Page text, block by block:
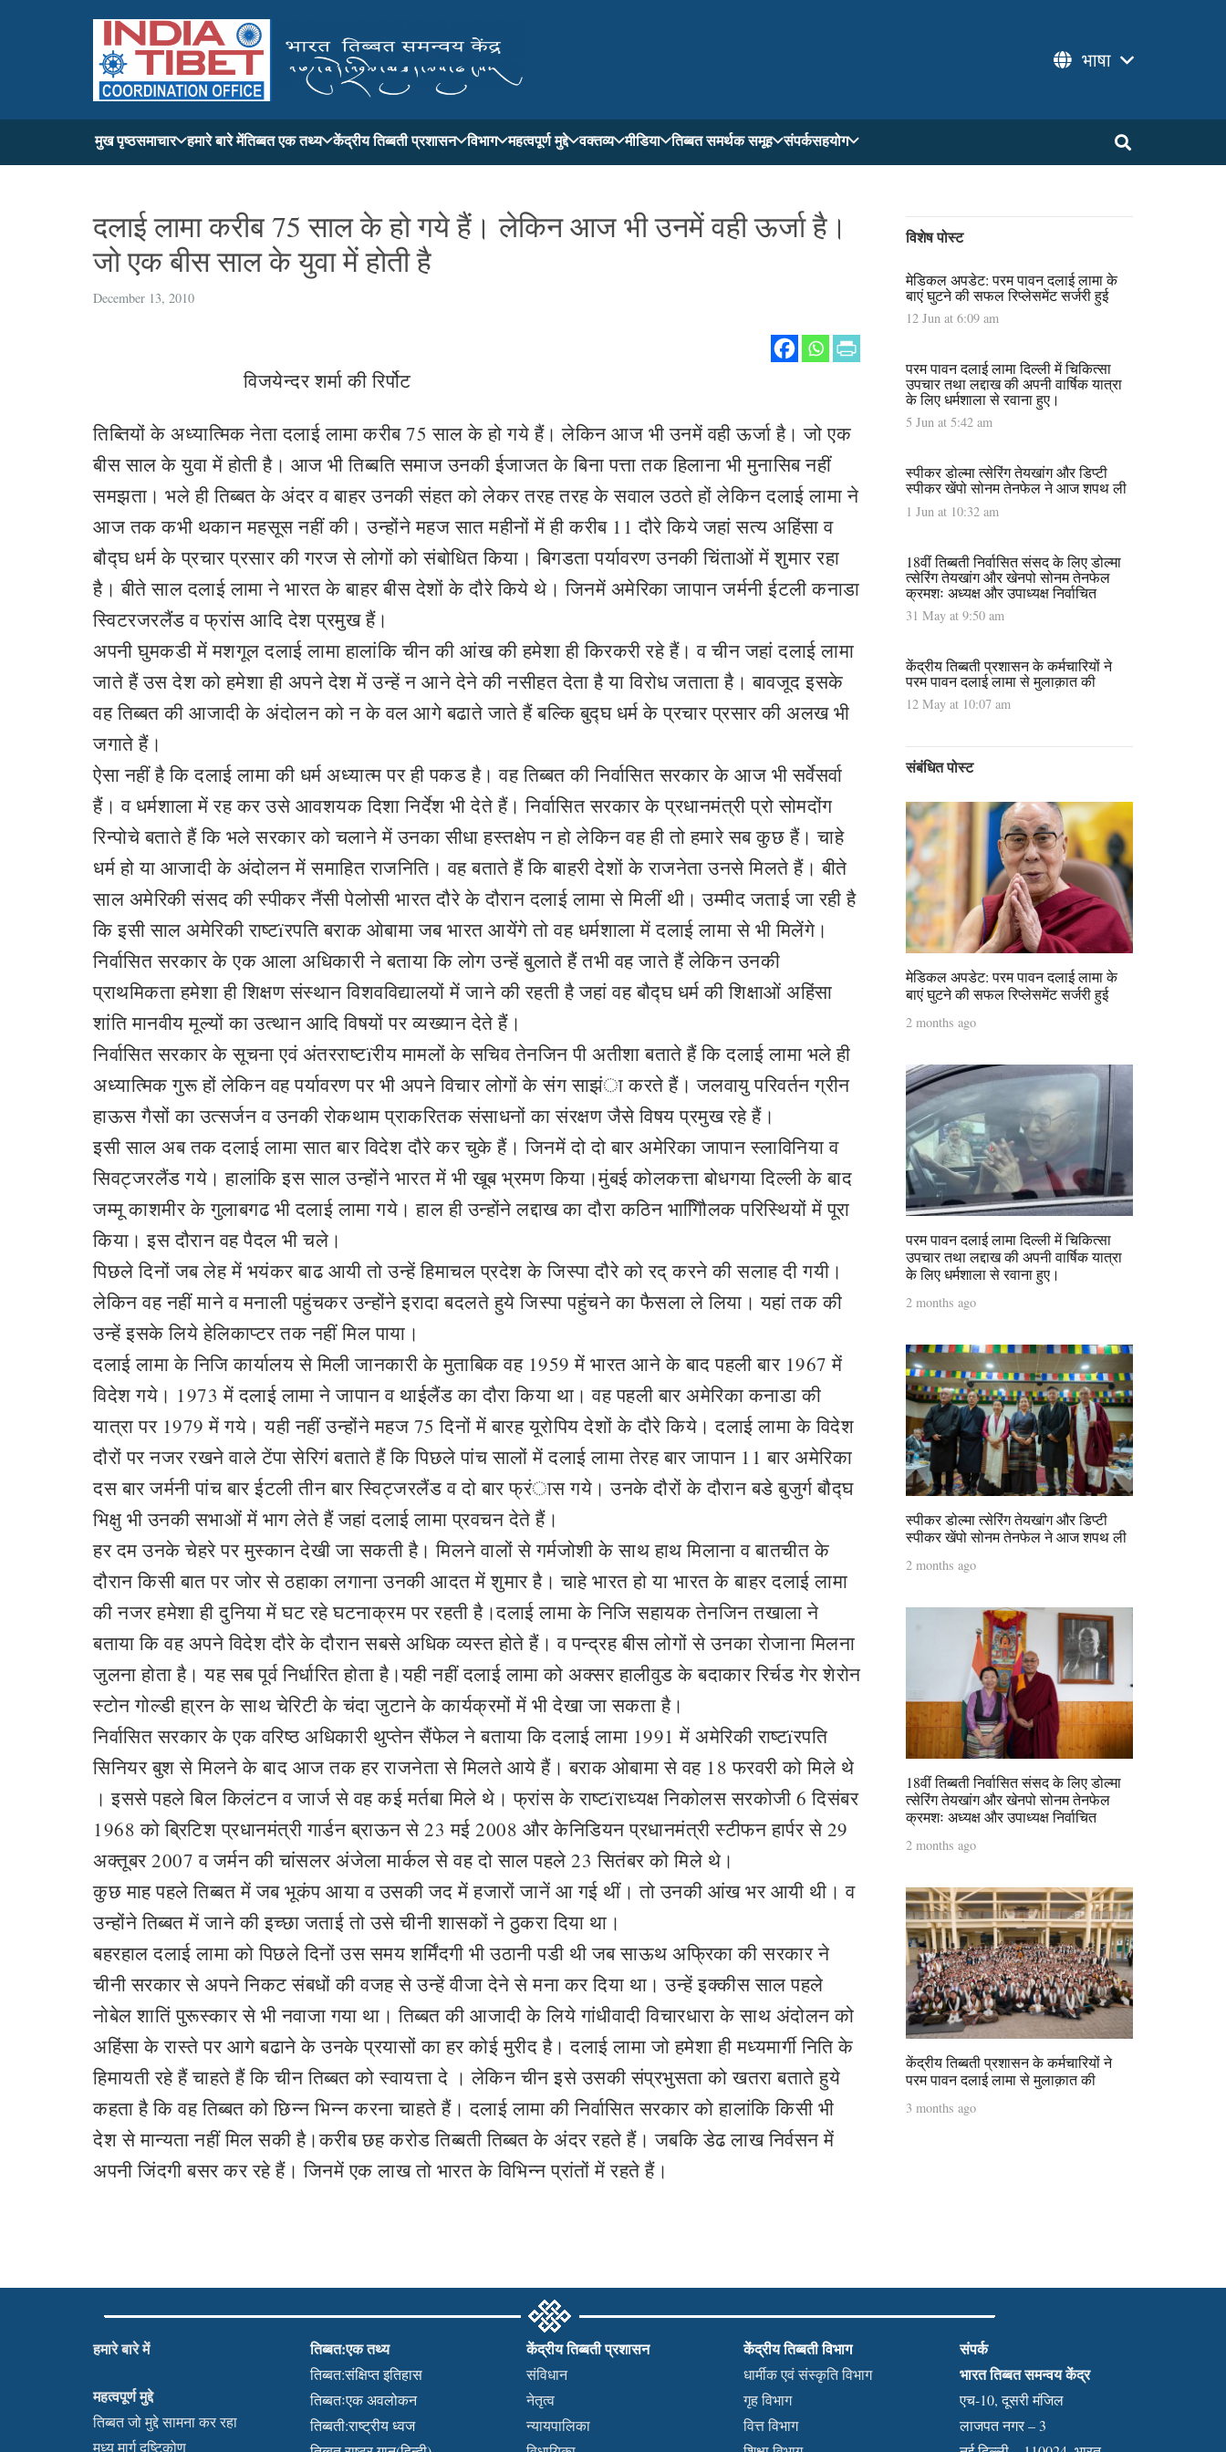
भाषा
मुख पृष्ठसमाचार हमारे बारे मेंतिब्बत एक तथ्य केंद्रीय तिब्बती प्रशासन विभाग महत्वपूर्ण मुद्दे वक्तव्य मीडिया तिब्बत समर्थक समूह संपर्कसहयोग
दलाई लामा करीब 75 साल के हो गये हैं। लेकिन आज भी उनमें वही ऊर्जा है।
जो एक बीस साल के युवा में होती है
December 13, 2010
विजयेन्दर शर्मा की रिर्पोट
तिब्तियों के अध्यात्मिक नेता दलाई लामा करीब 75 साल के हो गये हैं। लेकिन आज भी उनमें वही ऊर्जा है। जो एक
बीस साल के युवा में होती है। आज भी तिब्बति समाज उनकी ईजाजत के बिना पत्ता तक हिलाना भी मुनासिब नहीं
समझता। भले ही तिब्बत के अंदर व बाहर उनकी संहत को लेकर तरह तरह के सवाल उठते हों लेकिन दलाई लामा ने
आज तक कभी थकान महसूस नहीं की। उन्होंने महज सात महीनों में ही करीब 11 दौरे किये जहां सत्य अहिंसा व
बौद्घ धर्म के प्रचार प्रसार की गरज से लोगों को संबोधित किया। बिगडता पर्यावरण उनकी चिंताओं में शुमार रहा
है। बीते साल दलाई लामा ने भारत के बाहर बीस देशों के दौरे किये थे। जिनमें अमेरिका जापान जर्मनी ईटली कनाडा
स्विटरजरलैंड व फ्रांस आदि देश प्रमुख हैं।
अपनी घुमकडी में मशगूल दलाई लामा हालांकि चीन की आंख की हमेशा ही किरकरी रहे हैं। व चीन जहां दलाई लामा
जाते हैं उस देश को हमेशा ही अपने देश में उन्हें न आने देने की नसीहत देता है या विरोध जताता है। बावजूद इसके
वह तिब्बत की आजादी के अंदोलन को न के वल आगे बढाते जाते हैं बल्कि बुद्घ धर्म के प्रचार प्रसार की अलख भी
जगाते हैं।
ऐसा नहीं है कि दलाई लामा की धर्म अध्यात्म पर ही पकड है। वह तिब्बत की निर्वासित सरकार के आज भी सर्वेसर्वा
हैं। व धर्मशाला में रह कर उसे आवशयक दिशा निर्देश भी देते हैं। निर्वासित सरकार के प्रधानमंत्री प्रो सोमदोंग
रिन्पोचे बताते हैं कि भले सरकार को चलाने में उनका सीधा हस्तक्षेप न हो लेकिन वह ही तो हमारे सब कुछ हैं। चाहे
धर्म हो या आजादी के अंदोलन में समाहित राजनिति। वह बताते हैं कि बाहरी देशों के राजनेता उनसे मिलते हैं। बीते
साल अमेरिकी संसद की स्पीकर नैंसी पेलोसी भारत दौरे के दौरान दलाई लामा से मिलीं थी। उम्मीद जताई जा रही है
कि इसी साल अमेरिकी राष्टïरपति बराक ओबामा जब भारत आयेंगे तो वह धर्मशाला में दलाई लामा से भी मिलेंगे।
निर्वासित सरकार के एक आला अधिकारी ने बताया कि लोग उन्हें बुलाते हैं तभी वह जाते हैं लेकिन उनकी
प्राथमिकता हमेशा ही शिक्षण संस्थान विशवविद्यालयों में जाने की रहती है जहां वह बौद्घ धर्म की शिक्षाओं अहिंसा
शांति मानवीय मूल्यों का उत्थान आदि विषयों पर व्यख्यान देते हैं।
निर्वासित सरकार के सूचना एवं अंतरराष्टïरीय मामलों के सचिव तेनजिन पी अतीशा बताते हैं कि दलाई लामा भले ही
अध्यात्मिक गुरू हों लेकिन वह पर्यावरण पर भी अपने विचार लोगों के संग साझंा करते हैं। जलवायु परिवर्तन ग्रीन
हाऊस गैसों का उत्सर्जन व उनकी रोकथाम प्राकरितक संसाधनों का संरक्षण जैसे विषय प्रमुख रहे हैं।
इसी साल अब तक दलाई लामा सात बार विदेश दौरे कर चुके हैं। जिनमें दो दो बार अमेरिका जापान स्लाविनिया व
सिवट्जरलैंड गये। हालांकि इस साल उन्होंने भारत में भी खूब भ्रमण किया।मुंबई कोलकत्ता बोधगया दिल्ली के बाद
जम्मू काशमीर के गुलाबगढ भी दलाई लामा गये। हाल ही उन्होंने लद्दाख का दौरा कठिन भागौििलक परिस्थियों में पूरा
किया। इस दौरान वह पैदल भी चले।
पिछले दिनों जब लेह में भयंकर बाढ आयी तो उन्हें हिमाचल प्रदेश के जिस्पा दौरे को रद् करने की सलाह दी गयी।
लेकिन वह नहीं माने व मनाली पहुंचकर उन्होंने इरादा बदलते हुये जिस्पा पहुंचने का फैसला ले लिया। यहां तक की
उन्हें इसके लिये हेलिकाप्टर तक नहीं मिल पाया।
दलाई लामा के निजि कार्यालय से मिली जानकारी के मुताबिक वह 1959 में भारत आने के बाद पहली बार 1967 में
विदेश गये। 1973 में दलाई लामा ने जापान व थाईलैंड का दौरा किया था। वह पहली बार अमेरिका कनाडा की
यात्रा पर 1979 में गये। यही नहीं उन्होंने महज 75 दिनों में बारह यूरोपिय देशों के दौरे किये। दलाई लामा के विदेश
दौरों पर नजर रखने वाले टेंपा सेरिगं बताते हैं कि पिछले पांच सालों में दलाई लामा तेरह बार जापान 11 बार अमेरिका
दस बार जर्मनी पांच बार ईटली तीन बार स्विट्जरलैंड व दो बार फ्रंास गये। उनके दौरों के दौरान बडे बुजुर्ग बौद्घ
भिक्षु भी उनकी सभाओं में भाग लेते हैं जहां दलाई लामा प्रवचन देते हैं।
हर दम उनके चेहरे पर मुस्कान देखी जा सकती है। मिलने वालों से गर्मजोशी के साथ हाथ मिलाना व बातचीत के
दौरान किसी बात पर जोर से ठहाका लगाना उनकी आदत में शुमार है। चाहे भारत हो या भारत के बाहर दलाई लामा
की नजर हमेशा ही दुनिया में घट रहे घटनाक्रम पर रहती है।दलाई लामा के निजि सहायक तेनजिन तखाला ने
बताया कि वह अपने विदेश दौरे के दौरान सबसे अधिक व्यस्त होते हैं। व पन्द्रह बीस लोगों से उनका रोजाना मिलना
जुलना होता है। यह सब पूर्व निर्धारित होता है।यही नहीं दलाई लामा को अक्सर हालीवुड के बदाकार रिर्चड गेर शेरोन
स्टोन गोल्डी हा्रन के साथ चेरिटी के चंदा जुटाने के कार्यक्रमों में भी देखा जा सकता है।
निर्वासित सरकार के एक वरिष्ठ अधिकारी थुप्तेन सैंफेल ने बताया कि दलाई लामा 1991 में अमेरिकी राष्टïरपति
सिनियर बुश से मिलने के बाद आज तक हर राजनेता से मिलते आये हैं। बराक ओबामा से वह 18 फरवरी को मिले थे
। इससे पहले बिल किलंटन व जार्ज से वह कई मर्तबा मिले थे। फ्रांस के राष्टïराध्यक्ष निकोलस सरकोजी 6 दिसंबर
1968 को ब्रिटिश प्रधानमंत्री गार्डन ब्राऊन से 23 मई 2008 और केनिडियन प्रधानमंत्री स्टीफन हार्पर से 29
अक्तूबर 2007 व जर्मन की चांसलर अंजेला मार्कल से वह दो साल पहले 23 सितंबर को मिले थे।
कुछ माह पहले तिब्बत में जब भूकंप आया व उसकी जद में हजारों जानें आ गई थीं। तो उनकी आंख भर आयी थी। व
उन्होंने तिब्बत में जाने की इच्छा जताई तो उसे चीनी शासकों ने ठुकरा दिया था।
बहरहाल दलाई लामा को पिछले दिनों उस समय शर्मिंदगी भी उठानी पडी थी जब साऊथ अफ्रिका की सरकार ने
चीनी सरकार से अपने निकट संबधों की वजह से उन्हें वीजा देने से मना कर दिया था। उन्हें इक्कीस साल पहले
नोबेल शातिं पुरूस्कार से भी नवाजा गया था। तिब्बत की आजादी के लिये गांधीवादी विचारधारा के साथ अंदोलन को
अहिंसा के रास्ते पर आगे बढाने के उनके प्रयासों का हर कोई मुरीद है। दलाई लामा जो हमेशा ही मध्यमार्गी निति के
हिमायती रहे हैं चाहते हैं कि चीन तिब्बत को स्वायत्ता दे । लेकिन चीन इसे उसकी संप्रभुसता को खतरा बताते हुये
कहता है कि वह तिब्बत को छिन्न भिन्न करना चाहते हैं। दलाई लामा की निर्वासित सरकार को हालांकि किसी भी
देश से मान्यता नहीं मिल सकी है।करीब छह करोड तिब्बती तिब्बत के अंदर रहते हैं। जबकि डेढ लाख निर्वसन में
अपनी जिंदगी बसर कर रहे हैं। जिनमें एक लाख तो भारत के विभिन्न प्रांतों में रहते हैं।
विशेष पोस्ट
मेडिकल अपडेट: परम पावन दलाई लामा के
बाएं घुटने की सफल रिप्लेसमेंट सर्जरी हुई
12 Jun at 6:09 am
परम पावन दलाई लामा दिल्ली में चिकित्सा
उपचार तथा लद्दाख की अपनी वार्षिक यात्रा
के लिए धर्मशाला से रवाना हुए।
5 Jun at 5:42 am
स्पीकर डोल्मा त्सेरिंग तेयखांग और डिप्टी
स्पीकर खेंपो सोनम तेनफेल ने आज शपथ ली
1 Jun at 10:32 am
18वीं तिब्बती निर्वासित संसद के लिए डोल्मा
त्सेरिंग तेयखांग और खेनपो सोनम तेनफेल
क्रमशः अध्यक्ष और उपाध्यक्ष निर्वाचित
31 May at 9:50 am
केंद्रीय तिब्बती प्रशासन के कर्मचारियों ने
परम पावन दलाई लामा से मुलाक़ात की
12 May at 10:07 am
संबंधित पोस्ट
मेडिकल अपडेट: परम पावन दलाई लामा के
बाएं घुटने की सफल रिप्लेसमेंट सर्जरी हुई
2 months ago
परम पावन दलाई लामा दिल्ली में चिकित्सा
उपचार तथा लद्दाख की अपनी वार्षिक यात्रा
के लिए धर्मशाला से रवाना हुए।
2 months ago
स्पीकर डोल्मा त्सेरिंग तेयखांग और डिप्टी
स्पीकर खेंपो सोनम तेनफेल ने आज शपथ ली
2 months ago
18वीं तिब्बती निर्वासित संसद के लिए डोल्मा
त्सेरिंग तेयखांग और खेनपो सोनम तेनफेल
क्रमशः अध्यक्ष और उपाध्यक्ष निर्वाचित
2 months ago
केंद्रीय तिब्बती प्रशासन के कर्मचारियों ने
परम पावन दलाई लामा से मुलाक़ात की
3 months ago
हमारे बारे में
महत्वपूर्ण मुद्दे
तिब्बत जो मुद्दे सामना कर रहा
मध्य मार्ग दृष्टिकोण
तिब्बत:एक तथ्य
तिब्बत:संक्षिप्त इतिहास
तिब्बतःएक अवलोकन
तिब्बती:राष्ट्रीय ध्वज
केंद्रीय तिब्बती प्रशासन
संविधान
नेतृत्व
न्यायपालिका
केंद्रीय तिब्बती विभाग
धार्मीक एवं संस्कृति विभाग
गृह विभाग
वित्त विभाग
संपर्क
भारत तिब्बत समन्वय केंद्र
एच-10, दूसरी मंजिल
लाजपत नगर – 3